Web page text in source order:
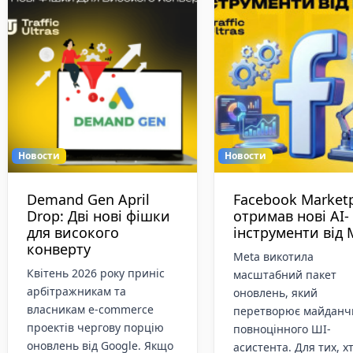
Новости
Meta розширює
доступ до реклами в
Threads на весь світ:
що зміниться
Threads остаточно
перестає бути «чистою»
текстовою платформою без
грошей. Meta оголосила
про глобальний запуск
Новости
Meta прокачала
в Instagram і
Facebook —
тепер реально
потрапляють у
Meta розповіла, як
оновили алгоритм
щоб короткі відео в
Instagram і Facebook